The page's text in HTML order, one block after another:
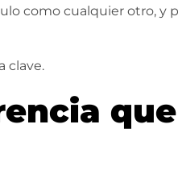
como cualquier otro, y
clave.